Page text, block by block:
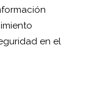
en el